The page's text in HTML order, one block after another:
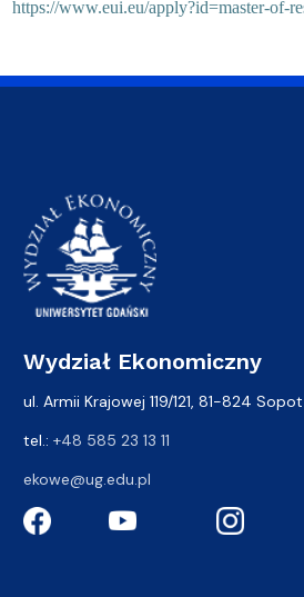
https://www.eui.eu/apply?id=master-of-
Wydział Ekonomiczny
ul. Armii Krajowej 119/121, 81-824 Sopot
tel.: +48 585 23 13 11
ekowe@ug.edu.pl